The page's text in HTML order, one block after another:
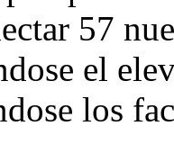
57
el
los